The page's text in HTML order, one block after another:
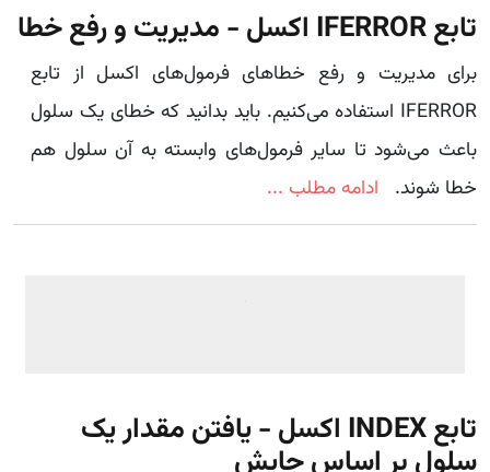
تابع IFERROR اکسل - مدیریت و رفع خطا
برای مدیریت و رفع خطاهای فرمول‌های اکسل از تابع
IFERROR استفاده می‌کنیم. باید بدانید که خطای یک سلول
باعث می‌شود تا سایر فرمول‌های وابسته به آن سلول هم
خطا شوند.
ادامه مطلب ...
تابع INDEX اکسل - یافتن مقدار یک
سلول بر اساس جایش